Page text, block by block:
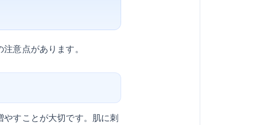
意点があります。
すことが大切です。肌に刺